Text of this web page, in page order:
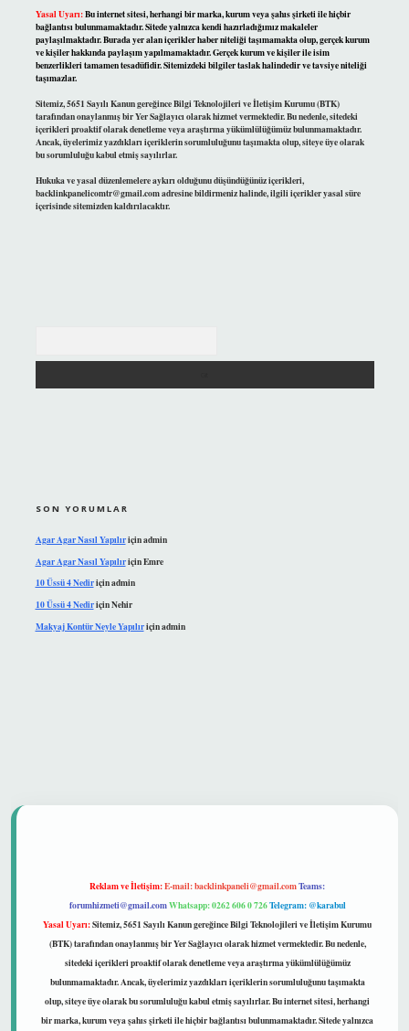
Yasal Uyarı:Bu internet sitesi, herhangi bir marka, kurum veya şahıs şirketi ile hiçbir
bağlantısı bulunmamaktadır. Sitede yalnızca kendi hazırladığımız makaleler
paylaşılmaktadır. Burada yer alan içerikler haber niteliği taşımamakta olup, gerçek kurum
ve kişiler hakkında paylaşım yapılmamaktadır. Gerçek kurum ve kişiler ile isim
benzerlikleri tamamen tesadüfidir. Sitemizdeki bilgiler taslak halindedir ve tavsiye niteliği
taşımazlar.
Sitemiz, 5651 Sayılı Kanun gereğince Bilgi Teknolojileri ve İletişim Kurumu (BTK)
tarafından onaylanmış bir Yer Sağlayıcı olarak hizmet vermektedir. Bu nedenle, sitedeki
içerikleri proaktif olarak denetleme veya araştırma yükümlülüğümüz bulunmamaktadır.
Ancak, üyelerimiz yazdıkları içeriklerin sorumluluğunu taşımakta olup, siteye üye olarak
bu sorumluluğu kabul etmiş sayılırlar.
Hukuka ve yasal düzenlemelere aykırı olduğunu düşündüğünüz içerikleri,
backlinkpanelicomtr@gmail.comadresine bildirmeniz halinde, ilgili içerikler yasal süre
içerisinde sitemizden kaldırılacaktır.
SON YORUMLAR
Agar Agar Nasıl Yapılıriçinadmin
Agar Agar Nasıl YapılıriçinEmre
10 Üssü 4 Nediriçinadmin
10 Üssü 4 NediriçinNehir
Makyaj Kontür Neyle Yapılıriçinadmin
Reklam ve İletişim:E-mail:backlinkpaneli@gmail.comTeams:
forumhizmeti@gmail.comWhatsapp: 0262 606 0 726Telegram: @karabul
Yasal Uyarı:Sitemiz, 5651 Sayılı Kanun gereğince Bilgi Teknolojileri ve İletişim Kurumu
(BTK) tarafından onaylanmış bir Yer Sağlayıcı olarak hizmet vermektedir. Bu nedenle,
sitedeki içerikleri proaktif olarak denetleme veya araştırma yükümlülüğümüz
bulunmamaktadır. Ancak, üyelerimiz yazdıkları içeriklerin sorumluluğunu taşımakta
olup, siteye üye olarak bu sorumluluğu kabul etmiş sayılırlar. Bu internet sitesi, herhangi
bir marka, kurum veya şahıs şirketi ile hiçbir bağlantısı bulunmamaktadır. Sitede yalnızca